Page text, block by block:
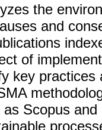
the
and
of
key
Scopus